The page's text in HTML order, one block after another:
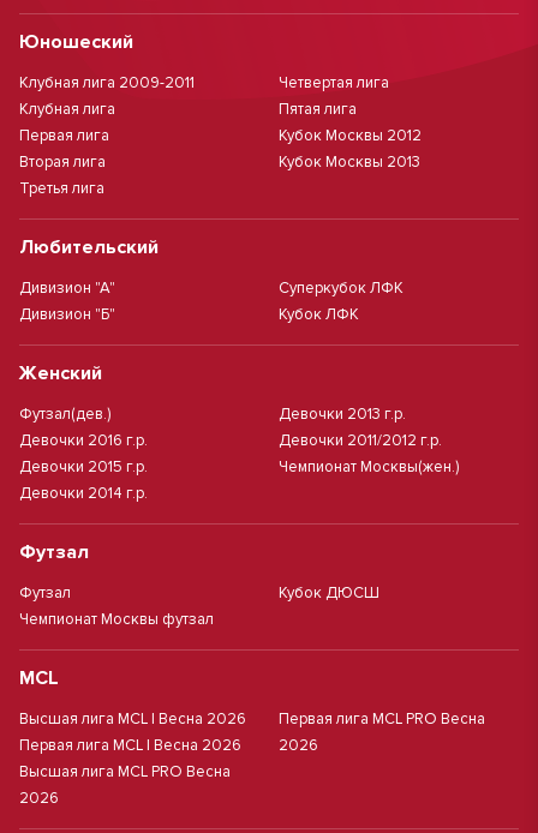
Юношеский
Клубная лига 2009-2011
Клубная лига
Первая лига
Вторая лига
Третья лига
Четвертая лига
Пятая лига
Кубок Москвы 2012
Кубок Москвы 2013
Любительский
Дивизион "А"
Дивизион "Б"
Суперкубок ЛФК
Кубок ЛФК
Женский
Футзал(дев.)
Девочки 2016 г.р.
Девочки 2015 г.р.
Девочки 2014 г.р.
Девочки 2013 г.р.
Девочки 2011/2012 г.р.
Чемпионат Москвы(жен.)
Футзал
Футзал
Чемпионат Москвы футзал
Кубок ДЮСШ
MCL
Высшая лига MCL | Весна 2026
Первая лига MCL | Весна 2026
Высшая лига MCL PRO Весна
2026
Первая лига MCL PRO Весна
2026